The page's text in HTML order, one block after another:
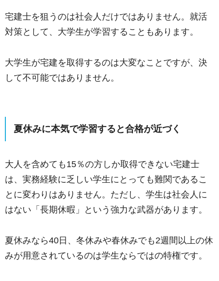
宅建士を狙うのは社会人だけではありません。就活
対策として、大学生が学習することもあります。
大学生が宅建を取得するのは大変なことですが、決
して不可能ではありません。
夏休みに本気で学習すると合格が近づく
大人を含めても15％の方しか取得できない宅建士
は、実務経験に乏しい学生にとっても難関であるこ
とに変わりはありません。ただし、学生は社会人に
はない「長期休暇」という強力な武器があります。
夏休みなら40日、冬休みや春休みでも2週間以上の休
みが用意されているのは学生ならではの特権です。